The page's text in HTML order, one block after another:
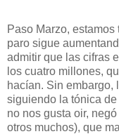
Paso Marzo,
paro sigue
admitir que las cifras
los cuatro millones,
hacían. Sin embargo,
siguiendo la tónica
no nos gusta oir,
otros muchos), que